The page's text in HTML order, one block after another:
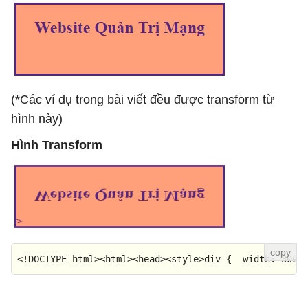
(*Các ví dụ trong bài viết đều được transform từ
hình này)
Hình Transform
<!DOCTYPE html><html><head><style>div { width: 300px